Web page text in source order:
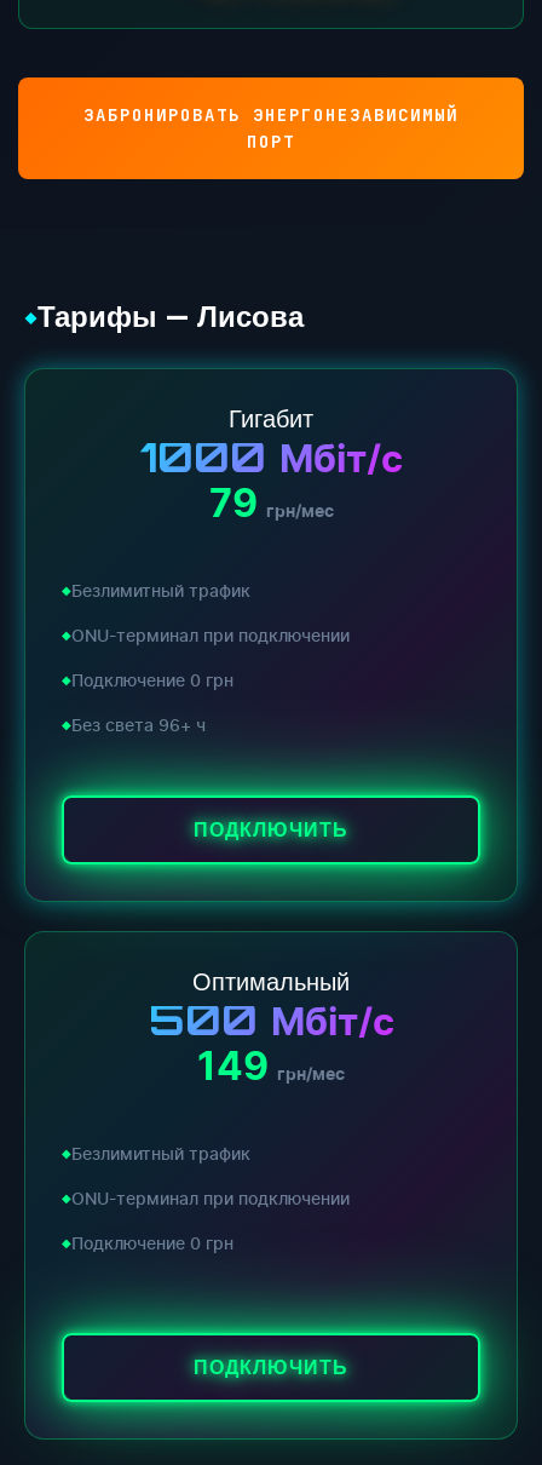
ЗАБРОНИРОВАТЬ ЭНЕРГОНЕЗАВИСИМЫЙ
ПОРТ
◆Тарифы — Лисова
Гигабит
1000 Мбіт/с
79 грн/мес
Безлимитный трафик
ONU-терминал при подключении
Подключение 0 грн
Без света 96+ ч
ПОДКЛЮЧИТЬ
Оптимальный
500 Мбіт/с
149 грн/мес
Безлимитный трафик
ONU-терминал при подключении
Подключение 0 грн
ПОДКЛЮЧИТЬ